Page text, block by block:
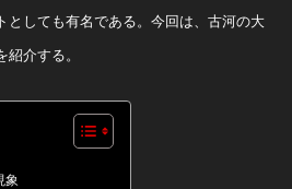
としても有名である。今回は、古河の大
介する。
象